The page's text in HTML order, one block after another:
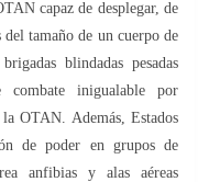
capaz de desplegar, de
tamaño de un cuerpo de
blindadas pesadas
combate inigualable por
OTAN. Además, Estados
de poder en grupos de
anfibias y alas aéreas